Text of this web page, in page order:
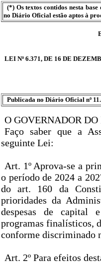
(*) Os textos contidos nesta
no Diário Oficial estão aptos à
LEI Nº 6.371, DE 16 DE
Publicada no Diário Oficial nº
O GOVERNADOR DO
Faço saber que a
seguinte Lei:
Art. 1º Aprova-se a
o período de 2024 a
do art. 160 da
prioridades da
despesas de capital
programas finalísticos,
conforme discriminado
Art. 2º Para efeitos